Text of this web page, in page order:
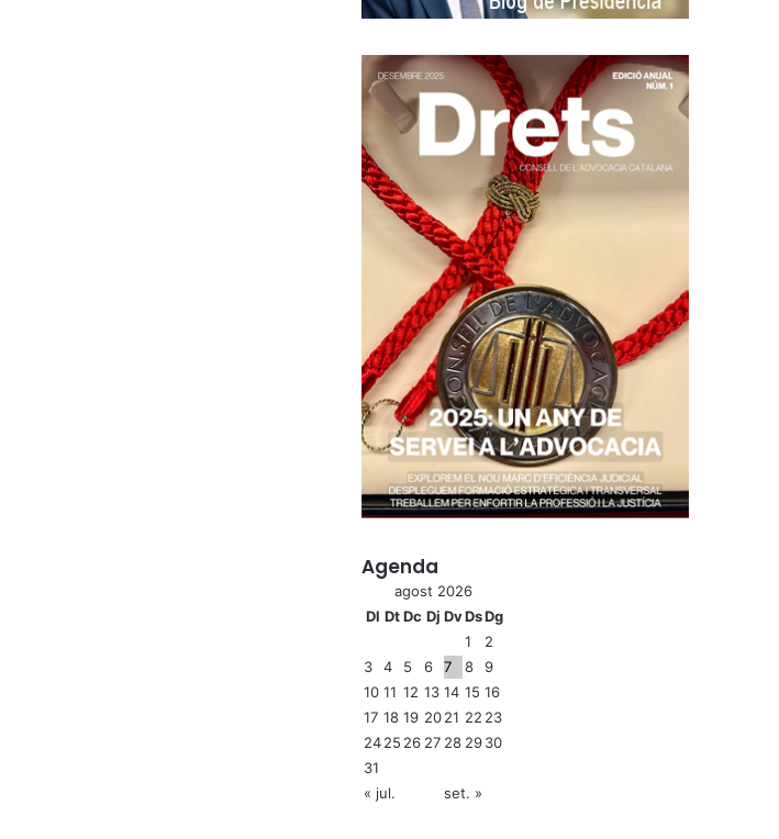
Agenda
agost 2026
Dl Dt Dc Dj DvDsDg
1
2
3
4 5 6 7 8
9
10 11 12 13 14 15 16
17 18 19 2021 22 23
2425 26 27 28 2930
31
« jul.
set. »